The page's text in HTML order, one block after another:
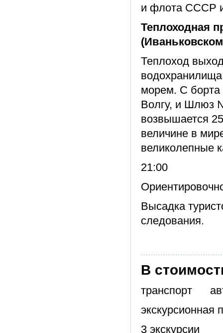
и флота СССР
Теплоходная
Теплоход
морем. С борта
Волгу, и Шлюз
возвышается
величине в
великолепные
21:00
Высадка
следования.
В
транспорт
экскурсионная
3 экскурсии